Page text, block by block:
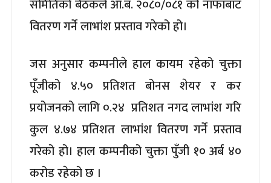
समितिको बैठकले आ.ब. २०८०/०८१ को नाफाबाट
वितरण गर्ने लाभांश प्रस्ताव गरेको हो।
जस अनुसार कम्पनीले हाल कायम रहेको चुक्ता
पूँजीको ४.५० प्रतिशत बोनस शेयर र कर
प्रयोजनको लागि ०.२४ प्रतिशत नगद लाभांश गरि
कुल ४.७४ प्रतिशत लाभांश वितरण गर्ने प्रस्ताव
गरेको हो। हाल कम्पनीको चुक्ता पुँजी १० अर्ब ४०
करोड रहेको छ ।